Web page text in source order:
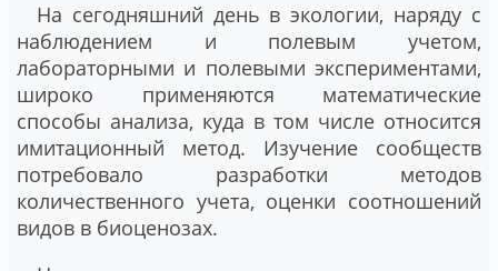
На сегодняшний день в экологии, наряду с
наблюдением и полевым учетом,
лабораторными и полевыми экспериментами,
широко применяются математические
способы анализа, куда в том числе относится
имитационный метод. Изучение сообществ
потребовало разработки методов
количественного учета, оценки соотношений
видов в биоценозах.